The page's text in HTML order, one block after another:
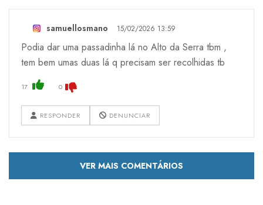
samuellosmano 15/02/2026 13:59
Podia dar uma passadinha lá no Alto da Serra tbm ,
tem bem umas duas lá q precisam ser recolhidas tb
17 0
RESPONDER DENUNCIAR
VER MAIS COMENTÁRIOS